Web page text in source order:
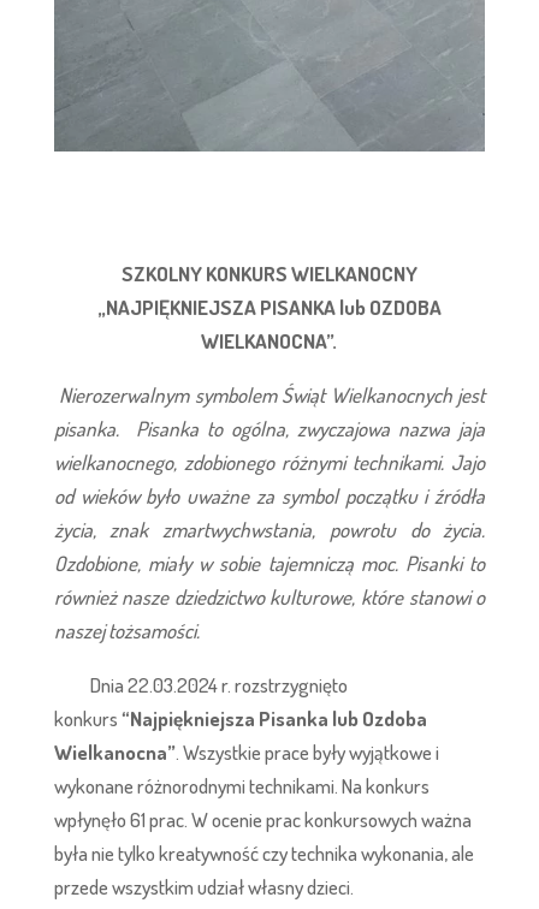
SZKOLNY KONKURS WIELKANOCNY
„NAJPIĘKNIEJSZA PISANKA lub OZDOBA
WIELKANOCNA”.
Nierozerwalnym symbolem Świąt Wielkanocnych jest
pisanka. Pisanka to ogólna, zwyczajowa nazwa jaja
wielkanocnego, zdobionego różnymi technikami. Jajo
od wieków było uważne za symbol początku i źródła
życia, znak zmartwychwstania, powrotu do życia.
Ozdobione, miały w sobie tajemniczą moc. Pisanki to
również nasze dziedzictwo kulturowe, które stanowi o
naszej tożsamości.
Dnia 22.03.2024 r. rozstrzygnięto
konkurs“Najpiękniejsza Pisanka lub Ozdoba
Wielkanocna”. Wszystkie prace były wyjątkowe i
wykonane różnorodnymi technikami. Na konkurs
wpłynęło 61 prac. W ocenie prac konkursowych ważna
była nie tylko kreatywność czy technika wykonania, ale
przede wszystkim udział własny dzieci.